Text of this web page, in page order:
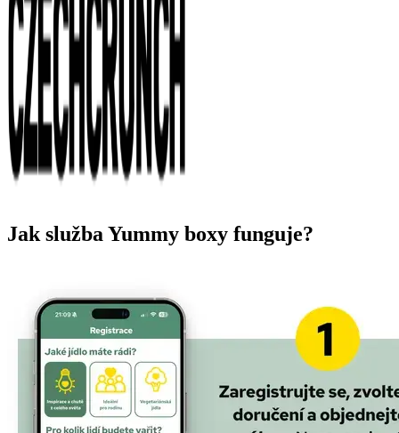
Jak služba Yummy boxy funguje?